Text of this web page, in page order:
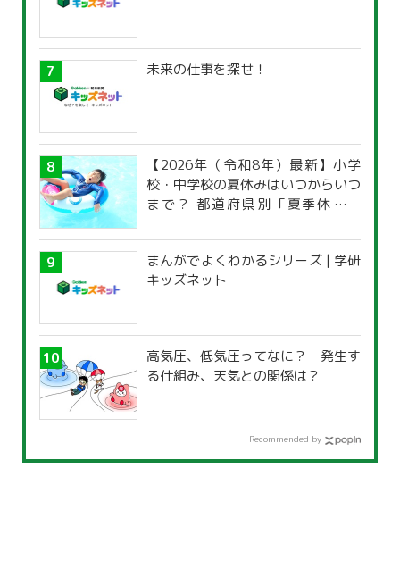
未来の仕事を探せ！
【2026年（令和8年）最新】小学
校・中学校の夏休みはいつからいつ
まで？ 都道府県別「夏季休暇一
まんがでよくわかるシリーズ | 学研
キッズネット
高気圧、低気圧ってなに？ 発生す
る仕組み、天気との関係は？
Recommended by